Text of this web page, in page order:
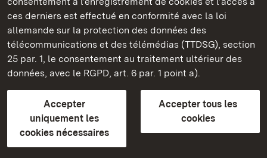
ces derniers est effectué en conformité avec la loi
allemande sur la protection des données des
télécommunications et des télémédias (TTDSG), section
25 par. 1, le consentement au traitement ultérieur des
données, avec le RGPD, art. 6 par. 1 point a).
Accepter
uniquement les
cookies nécessaires
Accepter tous les
cookies
Châteaux et jardins publics du Bade-Wurtemberg
ContactFAQ et réponsesMentions légales
Protection des données
Explications sur l’accessibilité
BITV-konform (geprüfte Seiten)
plus loin
Accueil
Monuments